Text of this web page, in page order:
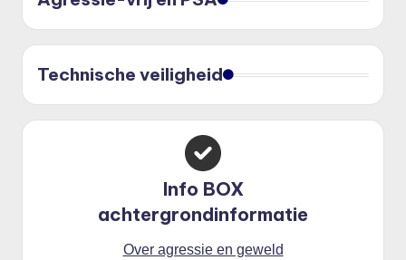
Technische veiligheid
Info BOX
achtergrondinformatie
Over agressie en geweld